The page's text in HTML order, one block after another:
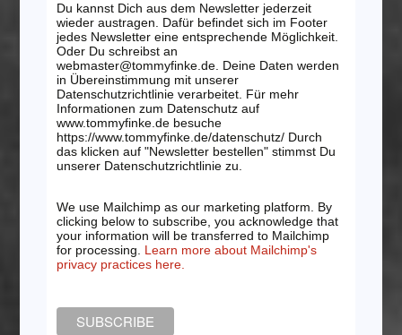
Du kannst Dich aus dem Newsletter jederzeit
wieder austragen. Dafür befindet sich im Footer
jedes Newsletter eine entsprechende Möglichkeit.
Oder Du schreibst an
webmaster@tommyfinke.de. Deine Daten werden
in Übereinstimmung mit unserer
Datenschutzrichtlinie verarbeitet. Für mehr
Informationen zum Datenschutz auf
www.tommyfinke.de besuche
https://www.tommyfinke.de/datenschutz/ Durch
das klicken auf "Newsletter bestellen" stimmst Du
unserer Datenschutzrichtlinie zu.
We use Mailchimp as our marketing platform. By
clicking below to subscribe, you acknowledge that
your information will be transferred to Mailchimp
for processing. Learn more about Mailchimp's
privacy practices here.